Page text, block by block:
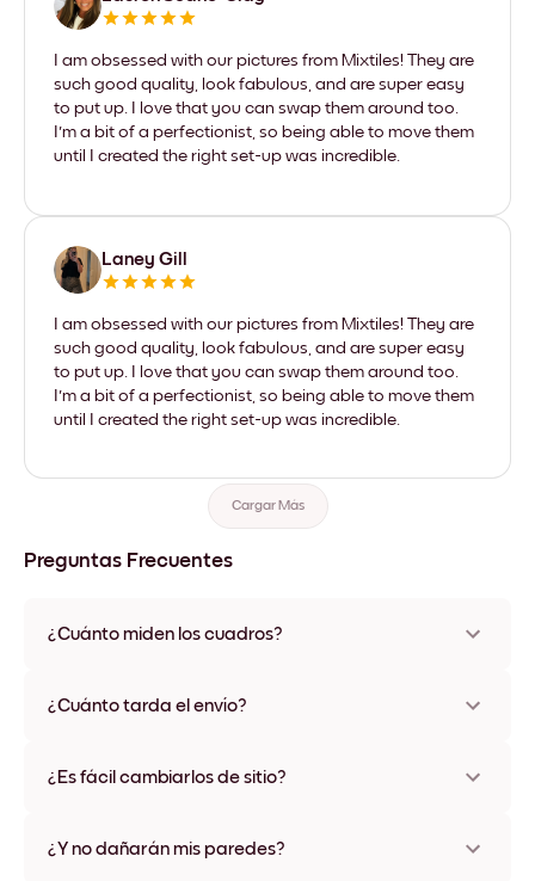
I am obsessed with our pictures from Mixtiles! They are
such good quality, look fabulous, and are super easy
to put up. I love that you can swap them around too.
I'm a bit of a perfectionist, so being able to move them
until I created the right set-up was incredible.
Laney Gill
I am obsessed with our pictures from Mixtiles! They are
such good quality, look fabulous, and are super easy
to put up. I love that you can swap them around too.
I'm a bit of a perfectionist, so being able to move them
until I created the right set-up was incredible.
Cargar Más
Preguntas Frecuentes
¿Cuánto miden los cuadros?
varios materiales y colores de marco, incluidas opciones sin
¿Cuánto tarda el envío?
disponibles en algunos países. Te enviaremos un número de
¿Es fácil cambiarlos de sitio?
ningún daño
¿Y no dañarán mis paredes?